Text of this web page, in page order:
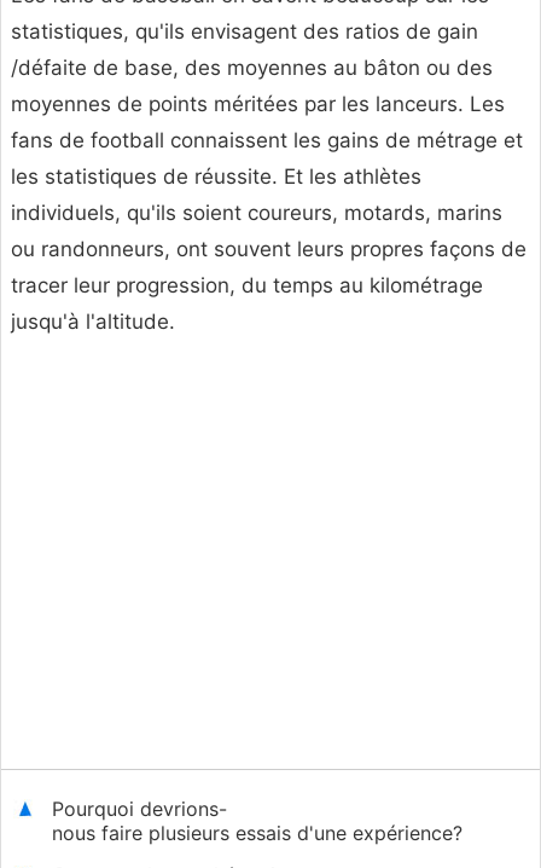
statistiques, qu'ils envisagent des ratios de gain
/défaite de base, des moyennes au bâton ou des
moyennes de points méritées par les lanceurs. Les
fans de football connaissent les gains de métrage et
les statistiques de réussite. Et les athlètes
individuels, qu'ils soient coureurs, motards, marins
ou randonneurs, ont souvent leurs propres façons de
tracer leur progression, du temps au kilométrage
jusqu'à l'altitude.
Pourquoi devrions-
nous faire plusieurs essais d'une expérience?